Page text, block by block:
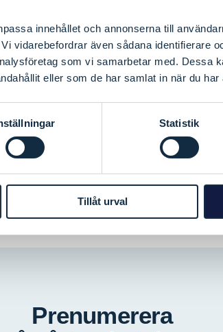
innehållet och annonserna till
vidarebefordrar även sådana identifierare
som vi samarbetar med. Dessa
eller som de har samlat in när du
Statistik
Tillåt urval
Prenumerera